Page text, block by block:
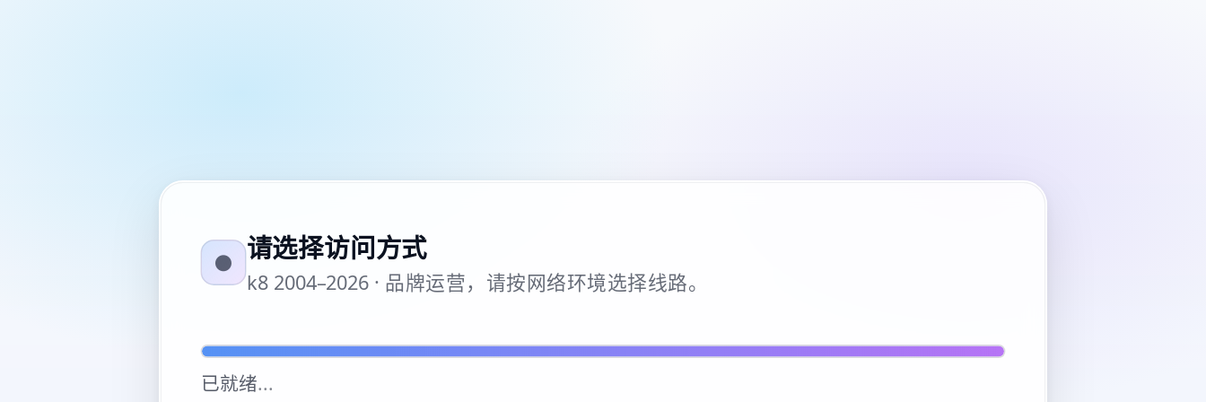
● 请选择访问方式
k8 2004–2026 · 品牌运营，请按网络环境选择线路。
已就绪...